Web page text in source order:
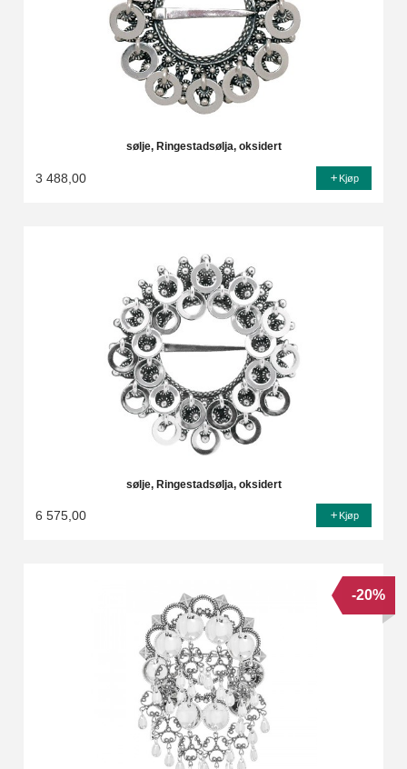
sølje, Ringestadsølja, oksidert
3 488,00 Kjøp
sølje, Ringestadsølja, oksidert
6 575,00 Kjøp
-20%